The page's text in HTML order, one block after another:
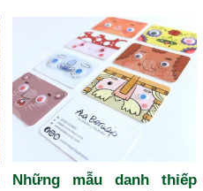
xmagic.vn nhé![Chi tiết]
Những mẫu danh thiếp